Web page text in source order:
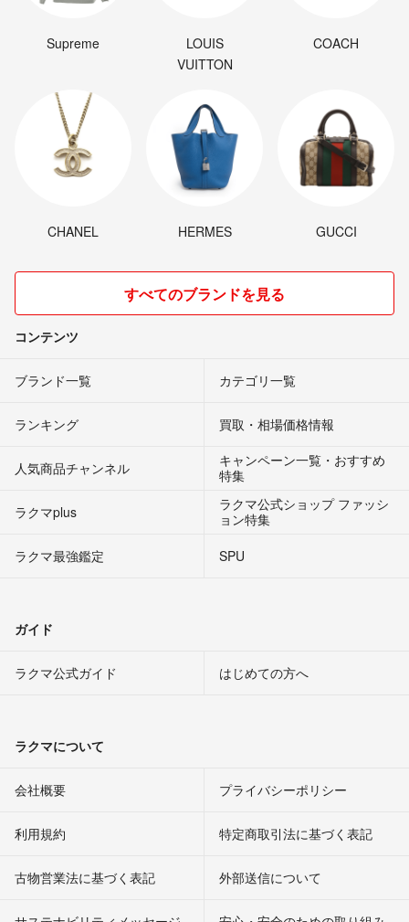
Supreme
LOUIS
VUITTON
COACH
CHANEL HERMES GUCCI
すべてのブランドを見る
コンテンツ
ブランド一覧 カテゴリ一覧
ランキング 買取・相場価格情報
人気商品チャンネル
キャンペーン一覧・おすすめ
特集
ラクマplus
ラクマ公式ショップ ファッシ
ョン特集
ラクマ最強鑑定
SPU
ガイド
ラクマ公式ガイド はじめての方へ
ラクマについて
会社概要 プライバシーポリシー
利用規約 特定商取引法に基づく表記
古物営業法に基づく表記 外部送信について